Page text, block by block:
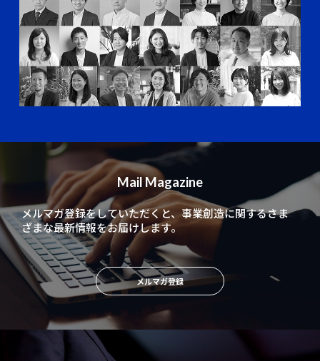
Mail Magazine
メルマガ登録をしていただくと、事業創造に関するさま
ざまな最新情報をお届けします。
メルマガ登録